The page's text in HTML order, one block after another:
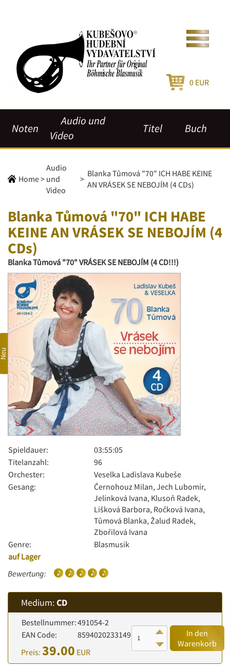
0 EUR
Noten
Audio und
Video
Titel Buch
Home>
Audio
und
Video
>
Blanka Tůmová "70" ICH HABE KEINE
AN VRÁSEK SE NEBOJÍM (4 CDs)
Blanka Tůmová "70" ICH HABE
KEINE AN VRÁSEK SE NEBOJÍM (4
CDs)
Blanka Tůmová "70" VRÁSEK SE NEBOJÍM (4 CD!!!)
Spieldauer:
03:55:05
Titelanzahl:
96
Orchester:
Veselka Ladislava Kubeše
Gesang:
Černohouz Milan, Jech Lubomír,
Jelínková Ivana, Klusoň Radek,
Lišková Barbora, Ročková Ivana,
Tůmová Blanka, Žalud Radek,
Zbořilová Ivana
Genre:
Blasmusik
auf Lager
Bewertung:
Medium:CD
Bestellnummer:491054-2
EAN Code:
8594020233149
Preis: 39.00 EUR
In den
Warenkorb